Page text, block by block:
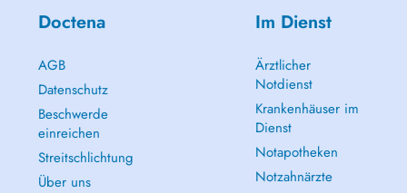
Doctena
AGB
Datenschutz
Beschwerde
einreichen
Streitschlichtung
Über uns
Im Dienst
Ärztlicher
Notdienst
Krankenhäuser im
Dienst
Notapotheken
Notzahnärzte